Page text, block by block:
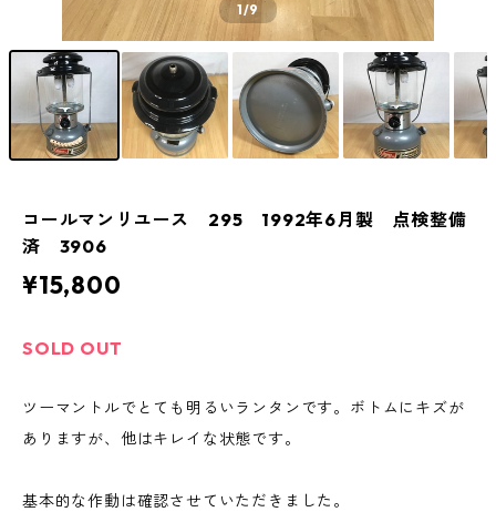
1/9
コールマンリユース 295 1992年6月製 点検整備
済 3906
¥15,800
SOLD OUT
ツーマントルでとても明るいランタンです。ボトムにキズが
ありますが、他はキレイな状態です。
基本的な作動は確認させていただきました。